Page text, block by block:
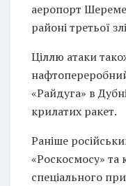
аеропорт
районі третьої
Ціллю атаки
«Райдуга» в
крилатих ракет.
Раніше
«Роскосмосу»
спеціального